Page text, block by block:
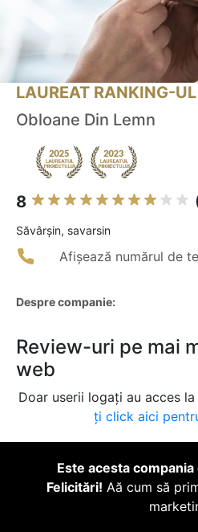
LAUREAT RANKING-
Obloane Din Lemn
8
Săvârşin, savarsin
Afișează numărul de
Despre companie:
Review-uri pe mai
web
Doar userii logați au acces
ți click aici
Este acesta
Felicitări! Aă cum să